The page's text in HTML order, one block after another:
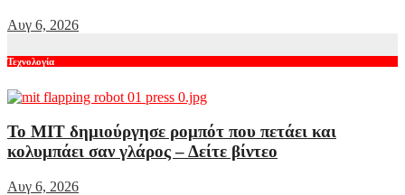
Αυγ 6, 2026
Τεχνολογία
Το MIT δημιούργησε ρομπότ που πετάει και
κολυμπάει σαν γλάρος – Δείτε βίντεο
Αυγ 6, 2026